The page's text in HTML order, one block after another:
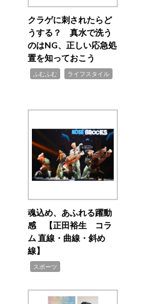
クラゲに刺されたらど
うする？ 真水で洗う
のはNG、正しい応急処
置を知っておこう
ふむふむ ライフスタイル
魂込め、あふれる躍動
感 【正田裕生 コラ
ム 直線・曲線・斜め
線】
スポーツ